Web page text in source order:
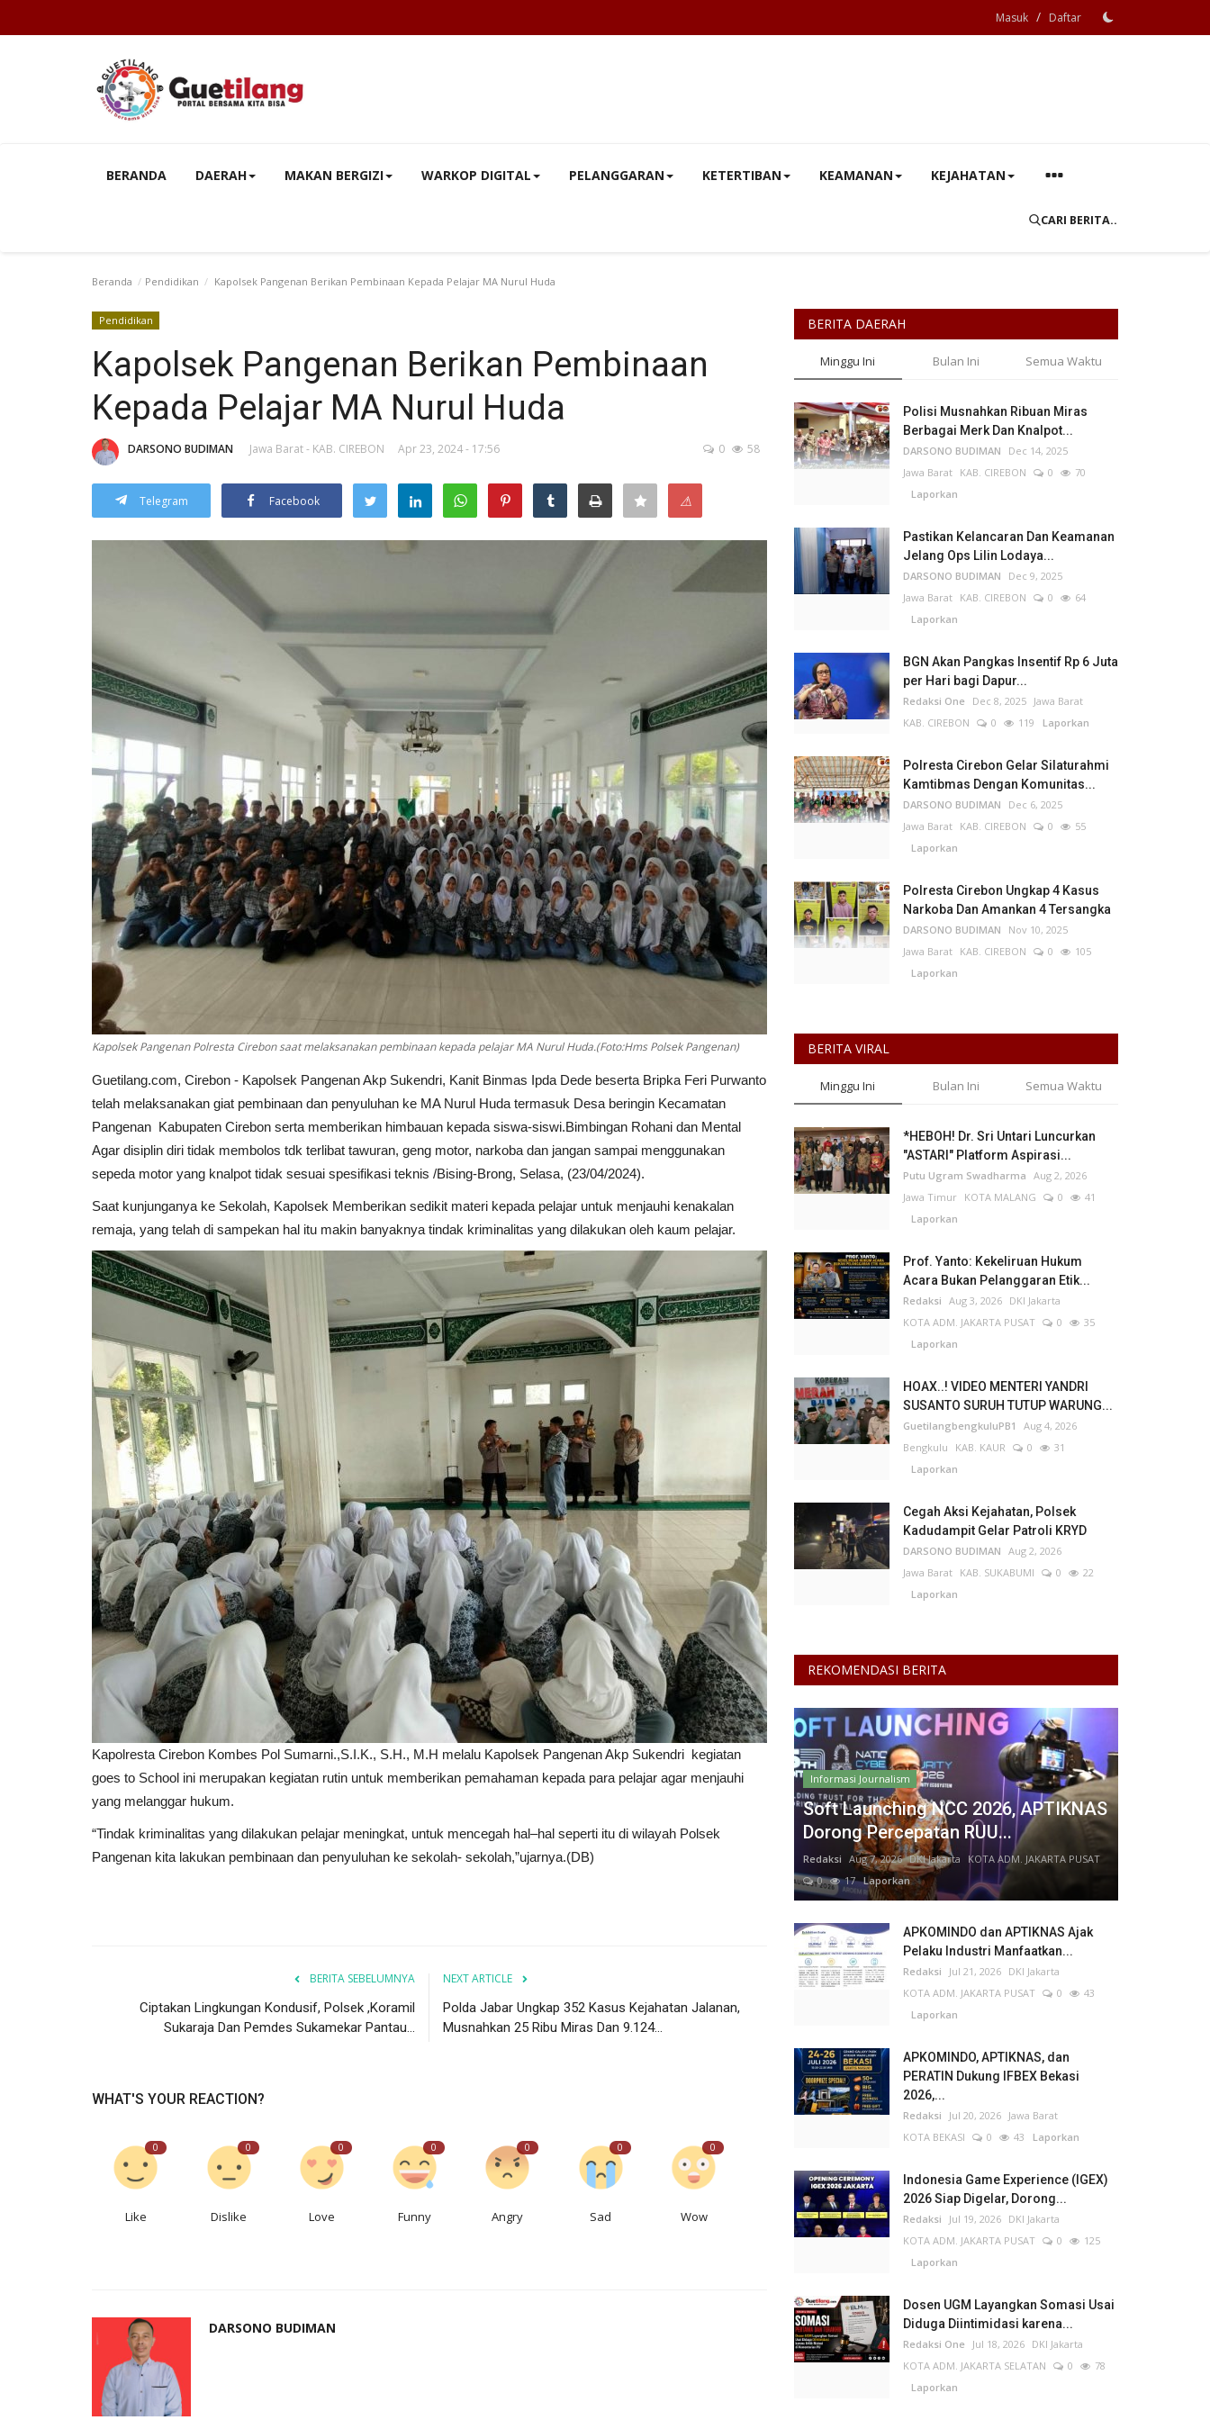
Masuk / Daftar
BERANDA DAERAH MAKAN BERGIZI WARKOP DIGITAL PELANGGARAN KETERTIBAN KEAMANAN KEJAHATAN
CARI BERITA..
Beranda Pendidikan Kapolsek Pangenan Berikan Pembinaan Kepada Pelajar MA Nurul Huda
Pendidikan
Kapolsek Pangenan Berikan Pembinaan
Kepada Pelajar MA Nurul Huda
DARSONO BUDIMAN Jawa Barat - KAB. CIREBON Apr 23, 2024 - 17:56 0 58
Telegram Facebook ⚠
Kapolsek Pangenan Polresta Cirebon saat melaksanakan pembinaan kepada pelajar MA Nurul Huda.(Foto:Hms Polsek Pangenan)
Guetilang.com, Cirebon - Kapolsek Pangenan Akp Sukendri, Kanit Binmas Ipda Dede beserta Bripka Feri Purwanto
telah melaksanakan giat pembinaan dan penyuluhan ke MA Nurul Huda termasuk Desa beringin Kecamatan
Pangenan Kabupaten Cirebon serta memberikan himbauan kepada siswa-siswi.Bimbingan Rohani dan Mental
Agar disiplin diri tidak membolos tdk terlibat tawuran, geng motor, narkoba dan jangan sampai menggunakan
sepeda motor yang knalpot tidak sesuai spesifikasi teknis /Bising-Brong, Selasa, (23/04/2024).
Saat kunjunganya ke Sekolah, Kapolsek Memberikan sedikit materi kepada pelajar untuk menjauhi kenakalan
remaja, yang telah di sampekan hal itu makin banyaknya tindak kriminalitas yang dilakukan oleh kaum pelajar.
Kapolresta Cirebon Kombes Pol Sumarni.,S.I.K., S.H., M.H melalu Kapolsek Pangenan Akp Sukendri kegiatan
goes to School ini merupakan kegiatan rutin untuk memberikan pemahaman kepada para pelajar agar menjauhi
yang melanggar hukum.
“Tindak kriminalitas yang dilakukan pelajar meningkat, untuk mencegah hal–hal seperti itu di wilayah Polsek
Pangenan kita lakukan pembinaan dan penyuluhan ke sekolah- sekolah,”ujarnya.(DB)
BERITA SEBELUMNYA
Ciptakan Lingkungan Kondusif, Polsek ,Koramil
Sukaraja Dan Pemdes Sukamekar Pantau...
NEXT ARTICLE
Polda Jabar Ungkap 352 Kasus Kejahatan Jalanan,
Musnahkan 25 Ribu Miras Dan 9.124...
WHAT'S YOUR REACTION?
0
Like
0
Dislike
0
Love
0
Funny
0
Angry
0
Sad
0
Wow
DARSONO BUDIMAN
BERITA DAERAH
Minggu Ini Bulan Ini Semua Waktu
Polisi Musnahkan Ribuan Miras
Berbagai Merk Dan Knalpot...
DARSONO BUDIMAN
Dec 14, 2025
Jawa Barat KAB. CIREBON 0
70
Laporkan
Pastikan Kelancaran Dan Keamanan
Jelang Ops Lilin Lodaya...
DARSONO BUDIMAN
Dec 9, 2025
Jawa Barat KAB. CIREBON 0
64
Laporkan
BGN Akan Pangkas Insentif Rp 6 Juta
per Hari bagi Dapur...
Redaksi One Dec 8, 2025 Jawa Barat
KAB. CIREBON
0 119 Laporkan
Polresta Cirebon Gelar Silaturahmi
Kamtibmas Dengan Komunitas...
DARSONO BUDIMAN
Dec 6, 2025
Jawa Barat KAB. CIREBON 0
55
Laporkan
Polresta Cirebon Ungkap 4 Kasus
Narkoba Dan Amankan 4 Tersangka
DARSONO BUDIMAN
Nov 10, 2025
Jawa Barat KAB. CIREBON 0
105
Laporkan
BERITA VIRAL
Minggu Ini Bulan Ini Semua Waktu
*HEBOH! Dr. Sri Untari Luncurkan
"ASTARI" Platform Aspirasi...
Putu Ugram Swadharma Aug 2, 2026
Jawa Timur KOTA MALANG 0
41
Laporkan
Prof. Yanto: Kekeliruan Hukum
Acara Bukan Pelanggaran Etik...
Redaksi Aug 3, 2026 DKI Jakarta
KOTA ADM. JAKARTA PUSAT
0
35
Laporkan
HOAX..! VIDEO MENTERI YANDRI
SUSANTO SURUH TUTUP WARUNG...
GuetilangbengkuluPB1
Aug 4, 2026
Bengkulu
KAB. KAUR 0
31
Laporkan
Cegah Aksi Kejahatan, Polsek
Kadudampit Gelar Patroli KRYD
DARSONO BUDIMAN Aug 2, 2026
Jawa Barat KAB. SUKABUMI 0
22
Laporkan
REKOMENDASI BERITA
Informasi Journalism
Soft Launching NCC 2026, APTIKNAS
Dorong Percepatan RUU...
Redaksi Aug 7, 2026 DKI Jakarta
KOTA ADM. JAKARTA PUSAT
0
17Laporkan
APKOMINDO dan APTIKNAS Ajak
Pelaku Industri Manfaatkan...
Redaksi Jul 21, 2026 DKI Jakarta
KOTA ADM. JAKARTA PUSAT
0
43
Laporkan
APKOMINDO, APTIKNAS, dan
PERATIN Dukung IFBEX Bekasi
2026,...
Redaksi Jul 20, 2026 Jawa Barat
KOTA BEKASI
0 43 Laporkan
Indonesia Game Experience (IGEX)
2026 Siap Digelar, Dorong...
Redaksi Jul 19, 2026 DKI Jakarta
KOTA ADM. JAKARTA PUSAT
0
125
Laporkan
Dosen UGM Layangkan Somasi Usai
Diduga Diintimidasi karena...
Redaksi One Jul 18, 2026 DKI Jakarta
KOTA ADM. JAKARTA SELATAN
0
78
Laporkan